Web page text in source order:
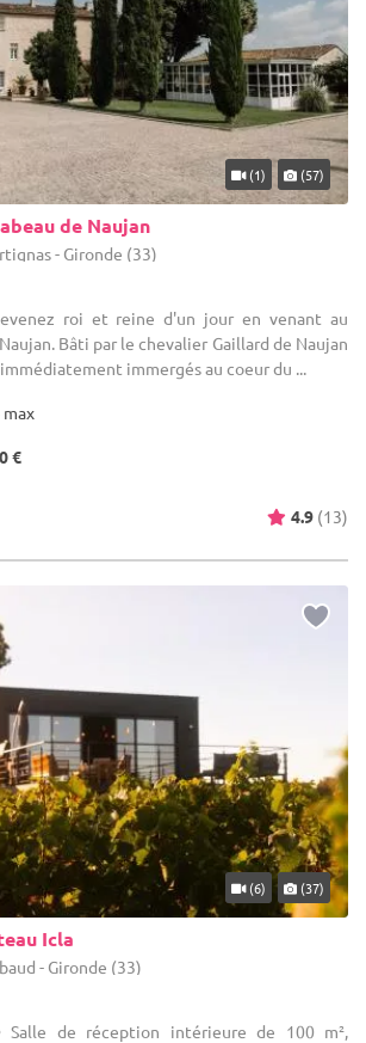
(1) (57)
de Naujan
- Gironde (33)
roi et reine d'un jour en venant au
Bâti par le chevalier Gaillard de Naujan
immergés au coeur du ...
max
€
4.9 (13)
(6) (37)
Icla
- Gironde (33)
Salle de réception intérieure de 100 m²,